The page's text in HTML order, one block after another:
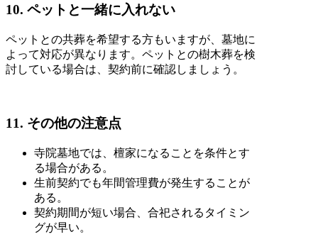
10. ペットと一緒に入れない
ペットとの共葬を希望する方もいますが、墓地に
よって対応が異なります。ペットとの樹木葬を検
討している場合は、契約前に確認しましょう。
11. その他の注意点
寺院墓地では、檀家になることを条件とす
る場合がある。
生前契約でも年間管理費が発生することが
ある。
契約期間が短い場合、合祀されるタイミン
グが早い。